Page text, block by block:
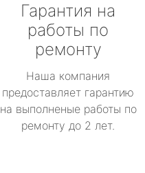
Гарантия на
работы по
ремонту
Наша компания
предоставляет гарантию
на выполненые работы по
ремонту до 2 лет.